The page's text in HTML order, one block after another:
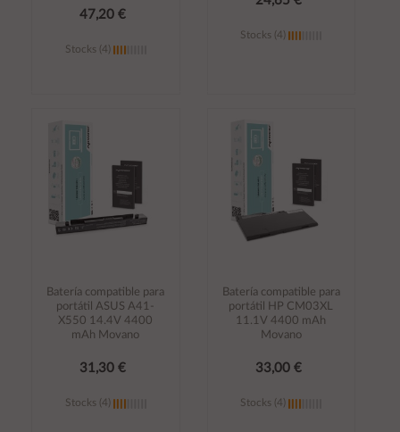
47,20 €
Stocks (4)
carrito
Stocks (4)
carrito
Batería compatible para
portátil ASUS A41-
X550 14.4V 4400
mAh Movano
31,30 €
Stocks (4)
Batería compatible para
portátil HP CM03XL
11.1V 4400 mAh
Movano
33,00 €
Stocks (4)